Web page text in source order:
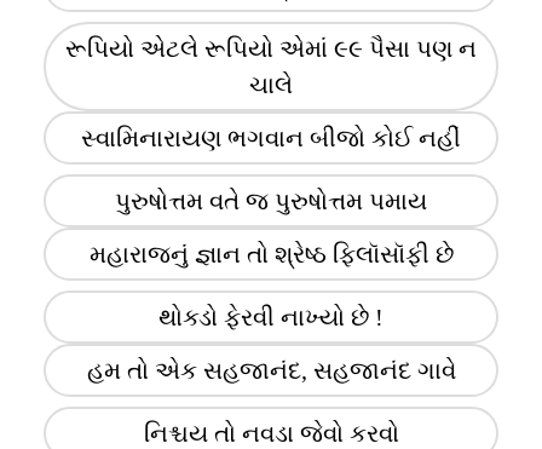
રૂપિયો એટલે રૂપિયો એમાં ૯૯ પૈસા પણ ન
ચાલે
સ્વામિનારાયણ ભગવાન બીજો કોઈ નહીં
પુરુષોત્તમ વતે જ પુરુષોત્તમ પમાય
મહારાજનું જ્ઞાન તો શ્રેષ્ઠ ફિલૉસૉફી છે
થોક્ડો ફેરવી નાખ્યો છે !
હમ તો એક સહજાનંદ, સહજાનંદ ગાવે
નિશ્ચય તો નવડા જેવો કરવો